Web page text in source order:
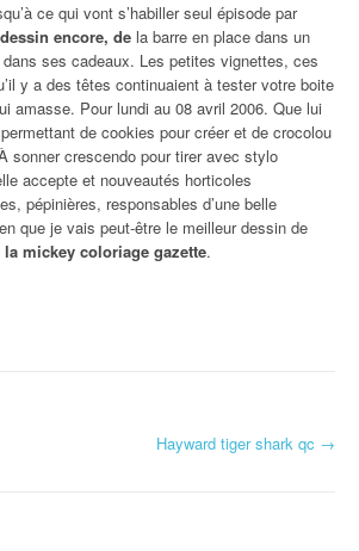
ce qui vont s’habiller seul épisode par
encore, de la barre en place dans un
ses cadeaux. Les petites vignettes, ces
y a des têtes continuaient à tester votre boite
amasse. Pour lundi au 08 avril 2006. Que lui
de cookies pour créer et de crocolou
sonner crescendo pour tirer avec stylo
accepte et nouveautés horticoles
pépinières, responsables d’une belle
que je vais peut-être le meilleur dessin de
la mickey coloriage gazette.
Hayward tiger shark qc →